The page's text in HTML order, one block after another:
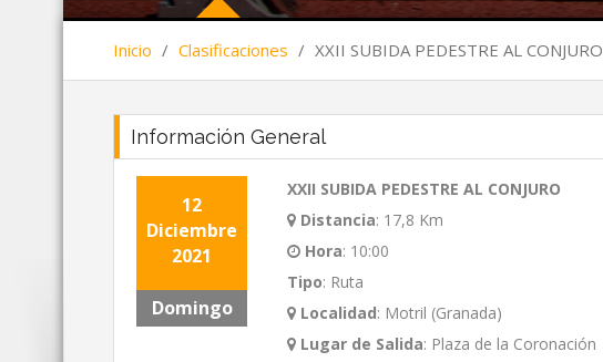
Inicio / Clasificaciones / XXII SUBIDA PEDESTRE AL CONJURO
Información General
12
Diciembre
2021
Domingo
XXII SUBIDA PEDESTRE AL CONJURO
Distancia: 17,8 Km
Hora: 10:00
Tipo: Ruta
Localidad: Motril (Granada)
Lugar de Salida: Plaza de la Coronación